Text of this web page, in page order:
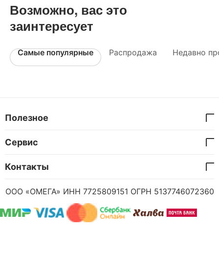
Возможно, вас это
заинтересует
Самые популярные Распродажа Недавно
Полезное
Сервис
Контакты
ООО «ОМЕГА» ИНН 7725809151 ОГРН 5137746072360